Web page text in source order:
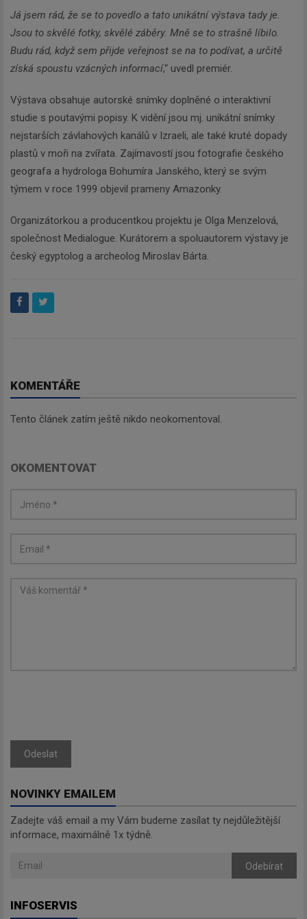
Já jsem rád, že se to povedlo a tato unikátní výstava tady je.
Jsou to skvělé fotky, skvělé záběry. Mně se to strašně líbilo.
Budu rád, když sem přijde veřejnost se na to podívat, a určitě
získá spoustu vzácných informací,“ uvedl premiér.
Výstava obsahuje autorské snímky doplněné o interaktivní
studie s poutavými popisy. K vidění jsou mj. unikátní snímky
nejstarších závlahových kanálů v Izraeli, ale také kruté dopady
plastů v moři na zvířata. Zajímavostí jsou fotografie českého
geografa a hydrologa Bohumíra Janského, který se svým
týmem v roce 1999 objevil prameny Amazonky.
Organizátorkou a producentkou projektu je Olga Menzelová,
společnost Medialogue. Kurátorem a spoluautorem výstavy je
český egyptolog a archeolog Miroslav Bárta.
KOMENTÁŘE
Tento článek zatím ještě nikdo neokomentoval.
OKOMENTOVAT
Odeslat
NOVINKY EMAILEM
Zadejte váš email a my Vám budeme zasílat ty nejdůležitější
informace, maximálně 1x týdně.
Odebírat
INFOSERVIS
Newsletter
Zadejte váš email a my Vám
budeme zasílat ty nejdůležitější
Odebírat